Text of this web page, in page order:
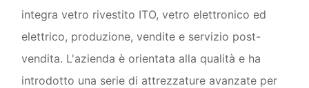
integra vetro rivestito ITO, vetro elettronico ed
elettrico, produzione, vendite e servizio post-
vendita. L'azienda è orientata alla qualità e ha
introdotto una serie di attrezzature avanzate per